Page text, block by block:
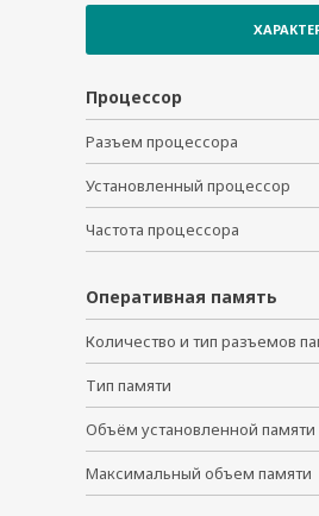
Процессор
Разъем процессора
Установленный процессор
Частота процессора
Оперативная память
Количество и тип разъемов
Тип памяти
Объём установленной памяти
Максимальный объем памяти